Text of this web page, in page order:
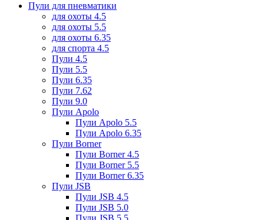
Пули для пневматики
для охоты 4.5
для охоты 5.5
для охоты 6.35
для спорта 4.5
Пули 4.5
Пули 5.5
Пули 6.35
Пули 7.62
Пули 9.0
Пули Apolo
Пули Apolo 5.5
Пули Apolo 6.35
Пули Borner
Пули Borner 4.5
Пули Borner 5.5
Пули Borner 6.35
Пули JSB
Пули JSB 4.5
Пули JSB 5.0
Пули JSB 5.5